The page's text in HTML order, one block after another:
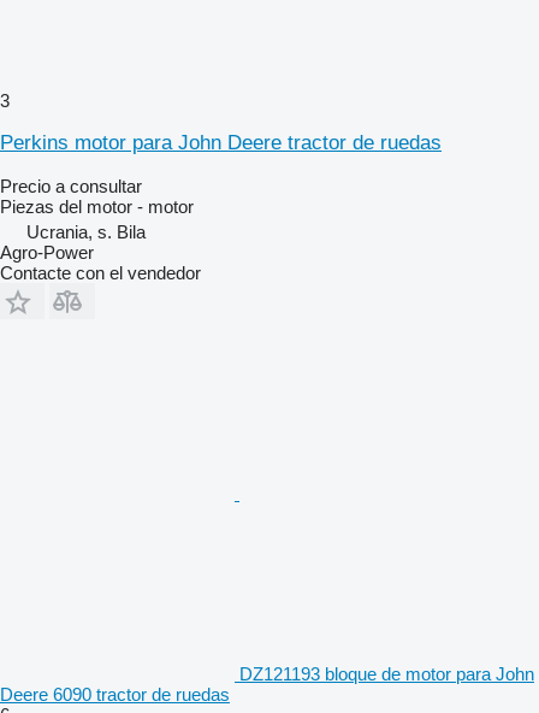
3
Perkins motor para John Deere tractor de ruedas
Precio a consultar
Piezas del motor - motor
Ucrania, s. Bila
Agro-Power
Contacte con el vendedor
DZ121193 bloque de motor para John
Deere 6090 tractor de ruedas